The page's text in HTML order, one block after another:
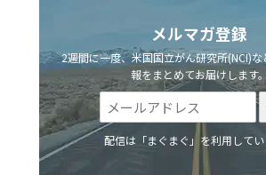
メルマガ登録
2週間に一度、米国国立がん研究所(NCI)
報をまとめてお届けします。
配信は「まぐまぐ」を利用してい